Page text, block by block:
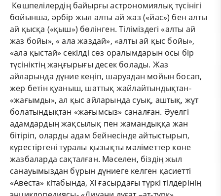
Көшпелілердің байырғы астрономиялық түсінігі
бойынша, әрбір жыл алты ай жаз («йас») бен алты
ай қысқа («қыш») бөлінген. Тіліміздегі «алты ай
жаз бойы», « ала жаздай», «алты ай қыс бойы»,
«ала қыстай» секілді сөз оралымдарын осы бір
түсініктің жаңғырығы десек болады. Жаз
айларында дүние кеңіп, шаруадан мойын босап,
жер бетін қуаныш, шаттық жайлайтындықтан-
«жағымды», ал қыс айларында суық, аштық, жұт
болатындықтан «жағымсыз» саналған. Әуелгі
адамдардың жақсылық пен жамандыққа жан
бітіріп, оларды адам бейнесінде айтыстырып,
күрестіргені туралы қызықты мәліметтер көне
жазбаларда сақталған. Мәселен, біздің жыл
санауымыздан бұрын дүниеге келген қасиетті
«Авеста» кітабында, ХІ ғасырдағы түркі тілдерінің